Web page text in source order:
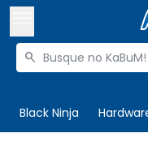
Buscar produtos

Black Ninja